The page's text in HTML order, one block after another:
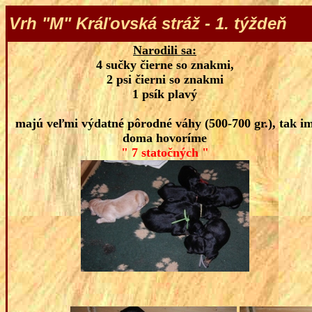
Vrh "M" Kráľovská stráž - 1. týždeň
Narodili sa:
4 sučky čierne so znakmi,
2 psi čierni so znakmi
1 psík plavý
majú veľmi výdatné pôrodné váhy (500-700 gr.), tak
doma hovoríme
" 7 statočných "